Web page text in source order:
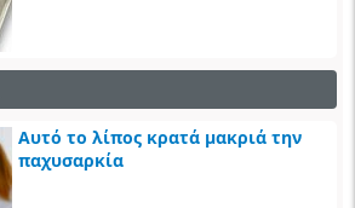
Αυτό το λίπος κρατά μακριά την
παχυσαρκία